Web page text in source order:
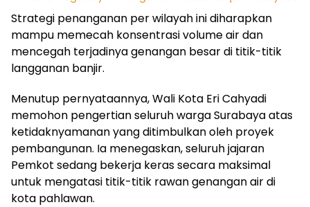
Strategi penanganan per wilayah ini diharapkan
mampu memecah konsentrasi volume air dan
mencegah terjadinya genangan besar di titik-titik
langganan banjir.
Menutup pernyataannya, Wali Kota Eri Cahyadi
memohon pengertian seluruh warga Surabaya atas
ketidaknyamanan yang ditimbulkan oleh proyek
pembangunan. Ia menegaskan, seluruh jajaran
Pemkot sedang bekerja keras secara maksimal
untuk mengatasi titik-titik rawan genangan air di
kota pahlawan.